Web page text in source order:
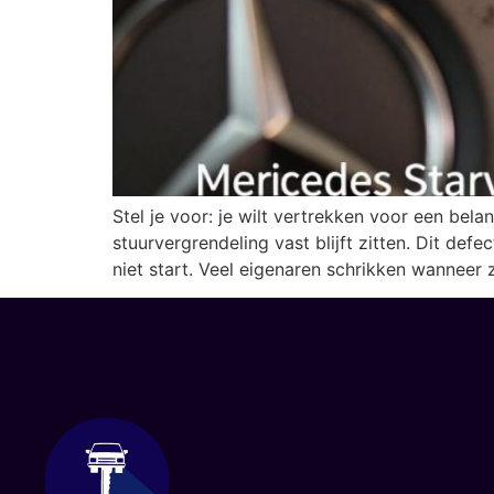
Stel je voor: je wilt vertrekken voor een
stuurvergrendeling vast blijft zitten. Dit
niet start. Veel eigenaren schrikken